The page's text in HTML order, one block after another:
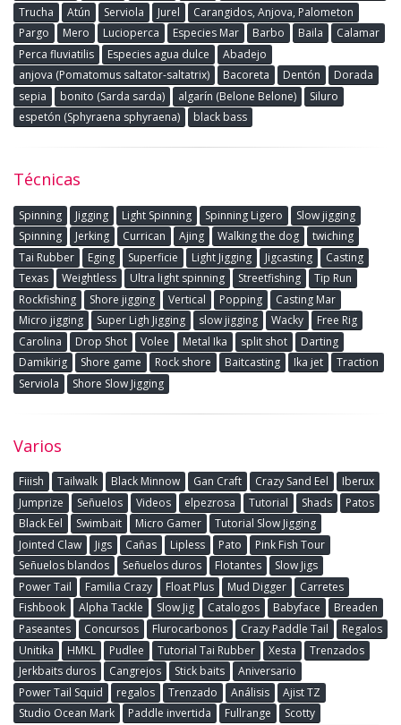
Trucha
Atún Serviola Jurel
Carangidos, Anjova, Palometon
Pargo
Mero Lucioperca Especies Mar Barbo Baila
Calamar
Perca fluviatilis
Especies agua dulce
Abadejo
anjova (Pomatomus saltator-saltatrix)
Bacoreta Dentón
Dorada
sepia
bonito (Sarda sarda) algarín (Belone Belone)
Siluro
espetón (Sphyraena sphyraena)
black bass
Técnicas
Spinning Jigging Light Spinning Spinning Ligero
Slow jigging
Spinning
Jerking Currican Ajing Walking the dog
twiching
Tai Rubber
Eging Superficie Light Jigging Jigcasting
Casting
Texas
Weightless Ultra light spinning Streetfishing
Tip Run
Rockfishing
Shore jigging Vertical Popping
Casting Mar
Micro jigging
Super Ligh Jigging slow jigging Wacky
Free Rig
Carolina
Drop Shot Volee Metal Ika split shot
Darting
Damikirig
Shore game Rock shore Baitcasting Ika jet
Traction
Serviola
Shore Slow Jigging
Varios
Fiiish Tailwalk Black Minnow Gan Craft Crazy Sand Eel
Iberux
Jumprize
Señuelos Videos elpezrosa Tutorial Shads
Patos
Black Eel
Swimbait Micro Gamer
Tutorial Slow Jigging
Jointed Claw
Jigs Cañas Lipless Pato
Pink Fish Tour
Señuelos blandos
Señuelos duros Flotantes
Slow Jigs
Power Tail
Familia Crazy Float Plus Mud Digger
Carretes
Fishbook
Alpha Tackle Slow Jig Catalogos Babyface
Breaden
Paseantes
Concursos Flurocarbonos Crazy Paddle Tail
Regalos
Unitika
HMKL Pudlee Tutorial Tai Rubber Xesta
Trenzados
Jerkbaits duros
Cangrejos Stick baits
Aniversario
Power Tail Squid
regalos Trenzado Análisis
Ajist TZ
Studio Ocean Mark
Paddle invertida Fullrange
Scotty